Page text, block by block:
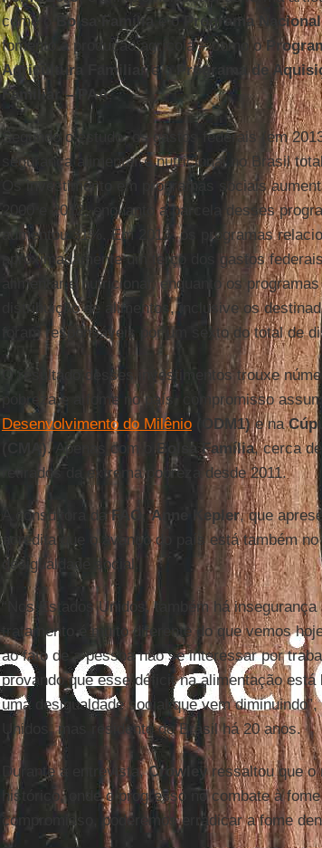
como o
Bolsa Família e o Programa
fomento à produção agrícola – como o
Agricultura Familiare oPrograma de
Familiar – PAA.
Segundo o estudo, os gastos federais (em
segurança alimentar e nutricional no Brasil
Os investimento em programas sociais
2000 e 2012, enquanto a parcela desses
aumentou 31%. Em 2013, os programas
aproximadamente um terço dos gastos
alimentar e nutricional, enquanto os
distribuição de alimentos, inclusive os
foram responsáveis por um sexto do total de
O resultado desses investimentos trouxe
pobreza e a fome no país, compromisso
Desenvolvimento do Milênio(ODM1)e na
(CMA). Apenas com o Bolsa Família, cerca
retirados da extrema pobreza desde 2011.
A consultora daFAO ,Anne Kepler, que
acredita que o avanço do país está também
desigualdade social.
“Nos Estados Unidos, também há
tratamento é muito diferente do que vemos
ao fato de a pessoa não se interessar por
provando que esse déficit na alimentação
uma desigualdade social que vem
Unidos, mas residente do Brasil há 20 anos.
Durante a entrevista,Crowleyressaltou que o
histórico, onde o progresso no combate à
compromisso, poderemos erradicar a fome